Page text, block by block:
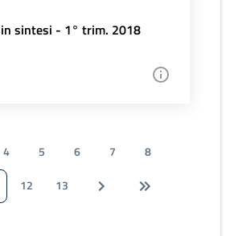
sintesi - 1° trim. 2018
4 5 6 7
8
12 13